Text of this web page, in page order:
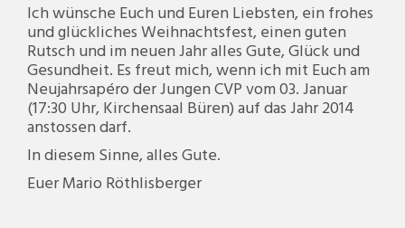
Ich wünsche Euch und Euren Liebsten, ein frohes
und glückliches Weihnachtsfest, einen guten
Rutsch und im neuen Jahr alles Gute, Glück und
Gesundheit. Es freut mich, wenn ich mit Euch am
Neujahrsapéro der Jungen CVP vom 03. Januar
(17:30 Uhr, Kirchensaal Büren) auf das Jahr 2014
anstossen darf.
In diesem Sinne, alles Gute.
Euer Mario Röthlisberger